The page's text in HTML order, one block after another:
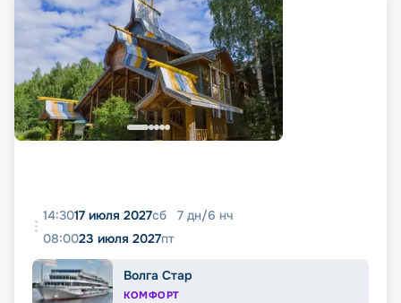
14:3017 июля 2027сб 7 дн/6 нч
08:0023 июля 2027пт
Волга Стар
КОМФОРТ